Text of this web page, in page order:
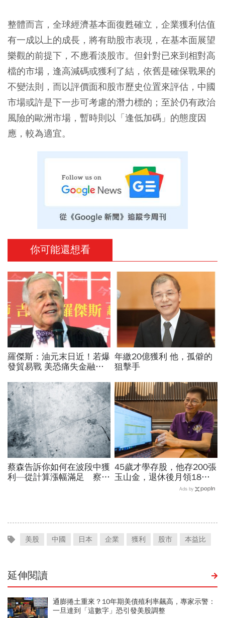
整體而言，全球經濟基本面復甦確立，企業獲利估值
有一成以上的成長，將有助股市表現，在基本面展望
樂觀的前提下，不應看淡股市。但針對已來到相對高
檔的市場，逢高減碼或獲利了結，依舊是確保戰果的
不變法則，而以評價面和股市歷史位置來評估，中國
市場或許是下一步可考慮的潛力標的；至於仍有政治
風險的歐洲市場，暫時則以「逢低加碼」的態度因
應，較為適宜。
你可能還想看
羅傑斯：油元末日近！若爆
發貿易戰 美恐痛失金融霸
年繳20億獲利 他，孤僻的
狙擊手
蔡森告訴你如何在波段中獲
利—從計算漲幅滿足 察覺
45歲才學存股，他存200張
玉山金，退休後月領18萬
股利：一條「算股公式」讓
Ads by
美股 中國 日本 企業 獲利 股市 本益比
延伸閱讀
通膨捲土重來？10年期美債殖利率飆高，專家示警：
一旦達到「這數字」恐引發美股調整